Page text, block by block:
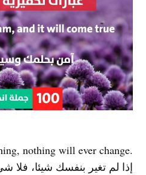
.If you change nothing, nothing will ever change
إذا لم تغير بنفسك شيئا، فلا